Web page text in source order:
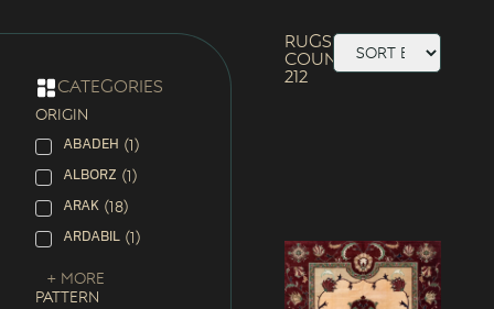
categories
ORIGIN
ABADEH (1)
ALBORZ (1)
ARAK (18)
ARDABIL (1)
+ More
PATTERN
Rugs
Count:
212